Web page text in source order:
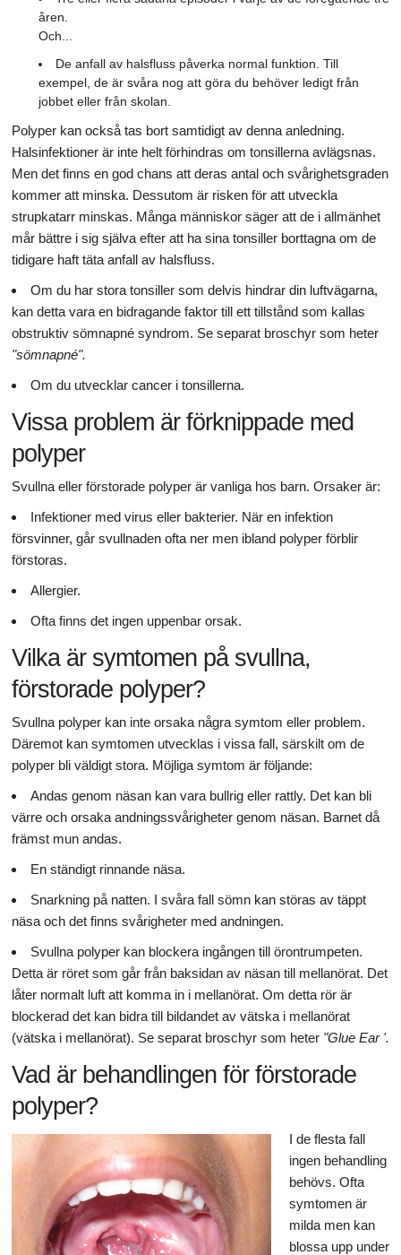
åren.
Och...
De anfall av halsfluss påverka normal funktion. Till
exempel, de är svåra nog att göra du behöver ledigt från
jobbet eller från skolan.
Polyper kan också tas bort samtidigt av denna anledning.
Halsinfektioner är inte helt förhindras om tonsillerna avlägsnas.
Men det finns en god chans att deras antal och svårighetsgraden
kommer att minska. Dessutom är risken för att utveckla
strupkatarr minskas. Många människor säger att de i allmänhet
mår bättre i sig själva efter att ha sina tonsiller borttagna om de
tidigare haft täta anfall av halsfluss.
Om du har stora tonsiller som delvis hindrar din luftvägarna,
kan detta vara en bidragande faktor till ett tillstånd som kallas
obstruktiv sömnapné syndrom. Se separat broschyr som heter
"sömnapné".
Om du utvecklar cancer i tonsillerna.
Vissa problem är förknippade med
polyper
Svullna eller förstorade polyper är vanliga hos barn. Orsaker är:
Infektioner med virus eller bakterier. När en infektion
försvinner, går svullnaden ofta ner men ibland polyper förblir
förstoras.
Allergier.
Ofta finns det ingen uppenbar orsak.
Vilka är symtomen på svullna,
förstorade polyper?
Svullna polyper kan inte orsaka några symtom eller problem.
Däremot kan symtomen utvecklas i vissa fall, särskilt om de
polyper bli väldigt stora. Möjliga symtom är följande:
Andas genom näsan kan vara bullrig eller rattly. Det kan bli
värre och orsaka andningssvårigheter genom näsan. Barnet då
främst mun andas.
En ständigt rinnande näsa.
Snarkning på natten. I svåra fall sömn kan störas av täppt
näsa och det finns svårigheter med andningen.
Svullna polyper kan blockera ingången till örontrumpeten.
Detta är röret som går från baksidan av näsan till mellanörat. Det
låter normalt luft att komma in i mellanörat. Om detta rör är
blockerad det kan bidra till bildandet av vätska i mellanörat
(vätska i mellanörat). Se separat broschyr som heter "Glue Ear '.
Vad är behandlingen för förstorade
polyper?
I de flesta fall
ingen behandling
behövs. Ofta
symtomen är
milda men kan
blossa upp under